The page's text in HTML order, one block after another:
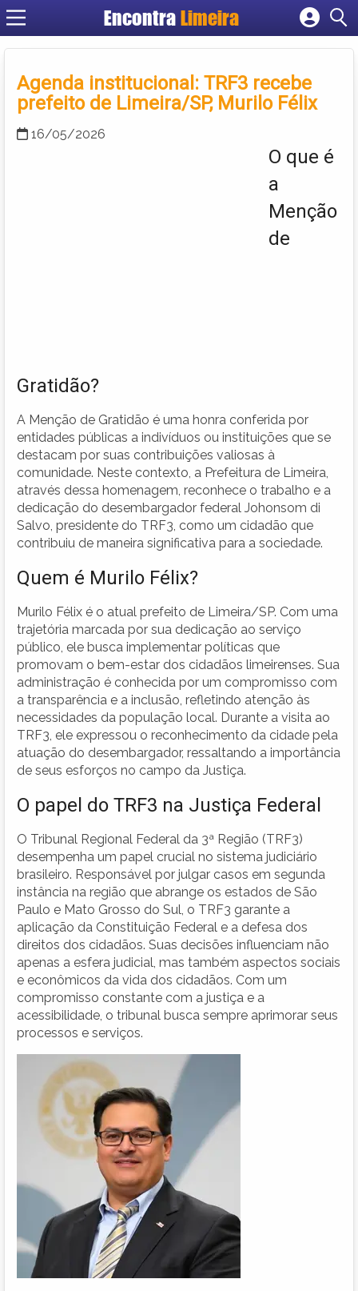
Encontra Limeira
Cadastrar empresa
Criar conta
Agenda institucional: TRF3 recebe
prefeito de Limeira/SP, Murilo Félix
16/05/2026
O que é
a
Menção
de
Gratidão?
A Menção de Gratidão é uma honra conferida por
entidades públicas a indivíduos ou instituições que se
destacam por suas contribuições valiosas à
comunidade. Neste contexto, a Prefeitura de Limeira,
através dessa homenagem, reconhece o trabalho e a
dedicação do desembargador federal Johonsom di
Salvo, presidente do TRF3, como um cidadão que
contribuiu de maneira significativa para a sociedade.
Quem é Murilo Félix?
Murilo Félix é o atual prefeito de Limeira/SP. Com uma
trajetória marcada por sua dedicação ao serviço
público, ele busca implementar políticas que
promovam o bem-estar dos cidadãos limeirenses. Sua
administração é conhecida por um compromisso com
a transparência e a inclusão, refletindo atenção às
necessidades da população local. Durante a visita ao
TRF3, ele expressou o reconhecimento da cidade pela
atuação do desembargador, ressaltando a importância
de seus esforços no campo da Justiça.
O papel do TRF3 na Justiça Federal
O Tribunal Regional Federal da 3ª Região (TRF3)
desempenha um papel crucial no sistema judiciário
brasileiro. Responsável por julgar casos em segunda
instância na região que abrange os estados de São
Paulo e Mato Grosso do Sul, o TRF3 garante a
aplicação da Constituição Federal e a defesa dos
direitos dos cidadãos. Suas decisões influenciam não
apenas a esfera judicial, mas também aspectos sociais
e econômicos da vida dos cidadãos. Com um
compromisso constante com a justiça e a
acessibilidade, o tribunal busca sempre aprimorar seus
processos e serviços.